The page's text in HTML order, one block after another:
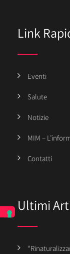
Link
Eventi
Salute
Notizie
MIM –
Contatti
Ultimi